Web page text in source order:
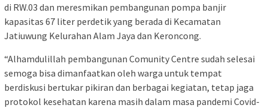
di RW.03 dan meresmikan pembangunan pompa banjir
kapasitas 67 liter perdetik yang berada di Kecamatan
Jatiuwung Kelurahan Alam Jaya dan Keroncong.
“Alhamdulillah pembangunan Comunity Centre sudah selesai
semoga bisa dimanfaatkan oleh warga untuk tempat
berdiskusi bertukar pikiran dan berbagai kegiatan, tetap jaga
protokol kesehatan karena masih dalam masa pandemi Covid-